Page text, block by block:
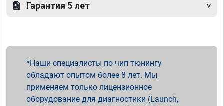
Гарантия 5 лет
Наши специалисты по чип тюнингу
обладают опытом более 8 лет. Мы
применяем только лицензионное
оборудование для диагностики (Launch,